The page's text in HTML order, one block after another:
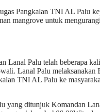
Pangkalan TNI AL Palu
mangrove untuk
Lanal Palu telah beberapa
Lanal Palu melaksanakan
TNI AL Palu ke
yang ditunjuk Komandan